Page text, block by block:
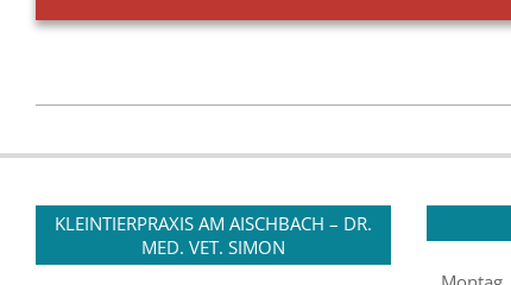
01-
KLEINTIERPRAXIS AM AISCHBACH – DR.
MED. VET. SIMON